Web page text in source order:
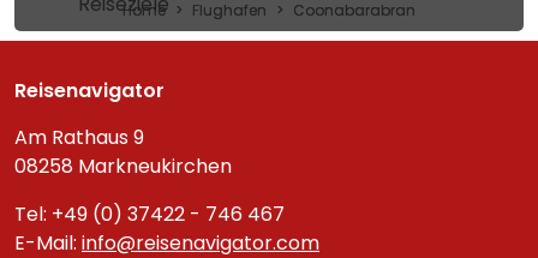
Home Flughafen Coonabarabran
Reisenavigator
Am Rathaus 9
08258 Markneukirchen
Tel: +49 (0) 37422 - 746 467
E-Mail: info@reisenavigator.com